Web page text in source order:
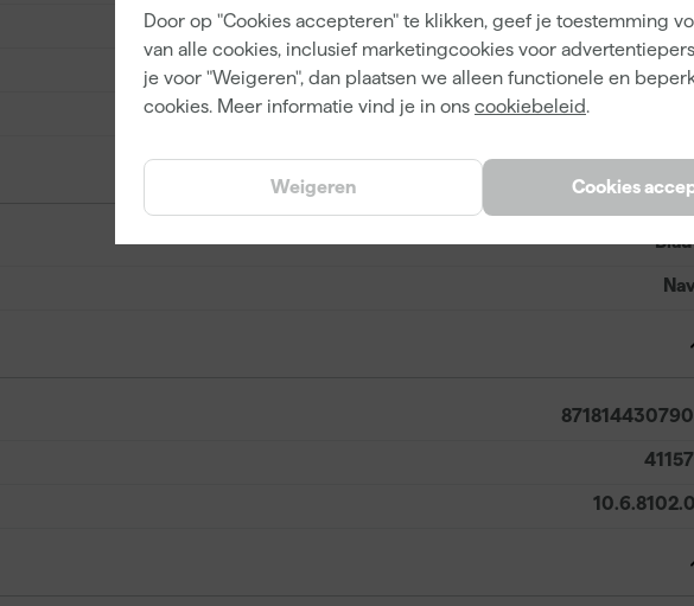
Door op "Cookies accepteren" te klikken, geef je toestemming
van alle cookies, inclusief marketingcookies voor
je voor "Weigeren", dan plaatsen we alleen functionele en
cookies. Meer informatie vind je in ons cookiebeleid.
Cookies
Weigeren
Katoen,
Slim